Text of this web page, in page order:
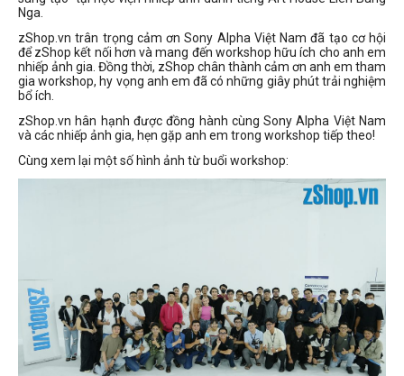
Nga.
zShop.vn trân trọng cảm ơn Sony Alpha Việt Nam đã tạo cơ hội
để zShop kết nối hơn và mang đến workshop hữu ích cho anh em
nhiếp ảnh gia. Đồng thời, zShop chân thành cảm ơn anh em tham
gia workshop, hy vọng anh em đã có những giây phút trải nghiệm
bổ ích.
zShop.vn hân hạnh được đồng hành cùng Sony Alpha Việt Nam
và các nhiếp ảnh gia, hẹn gặp anh em trong workshop tiếp theo!
Cùng xem lại một số hình ảnh từ buổi workshop: